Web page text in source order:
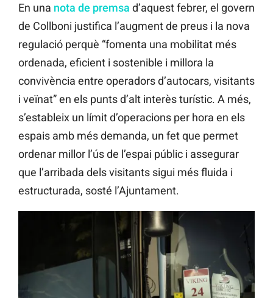
En una nota de premsa d’aquest febrer, el govern
de Collboni justifica l’augment de preus i la nova
regulació perquè “fomenta una mobilitat més
ordenada, eficient i sostenible i millora la
convivència entre operadors d’autocars, visitants
i veïnat” en els punts d’alt interès turístic. A més,
s’estableix un límit d’operacions per hora en els
espais amb més demanda, un fet que permet
ordenar millor l’ús de l’espai públic i assegurar
que l’arribada dels visitants sigui més fluida i
estructurada, sosté l’Ajuntament.